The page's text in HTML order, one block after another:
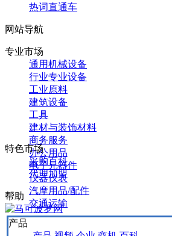
热词直通车
网站导航
专业市场
通用机械设备
行业专业设备
工业原料
建筑设备
工具
建材与装饰材料
商务服务
办公用品
电子元器件
仪器仪表
汽摩用品/配件
交通运输
特色市场
采购百科
代理加盟
帮助
产品